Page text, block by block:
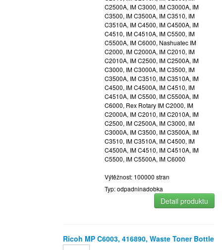
C2500A, IM C3000, IM C3000A, IM
C3500, IM C3500A, IM C3510, IM
C3510A, IM C4500, IM C4500A, IM
C4510, IM C4510A, IM C5500, IM
C5500A, IM C6000, Nashuatec IM
C2000, IM C2000A, IM C2010, IM
C2010A, IM C2500, IM C2500A, IM
C3000, IM C3000A, IM C3500, IM
C3500A, IM C3510, IM C3510A, IM
C4500, IM C4500A, IM C4510, IM
C4510A, IM C5500, IM C5500A, IM
C6000, Rex Rotary IM C2000, IM
C2000A, IM C2010, IM C2010A, IM
C2500, IM C2500A, IM C3000, IM
C3000A, IM C3500, IM C3500A, IM
C3510, IM C3510A, IM C4500, IM
C4500A, IM C4510, IM C4510A, IM
C5500, IM C5500A, IM C6000
Výtěžnost: 100000 stran
Typ: odpadninadobka
Detail produktu
Ricoh MP C6003, 416890, Waste Toner Bottle